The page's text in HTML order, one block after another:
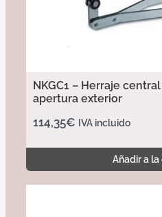
NKGC1 – Herraje
apertura exterior
114,35€ IVA incluido
Añadir a la